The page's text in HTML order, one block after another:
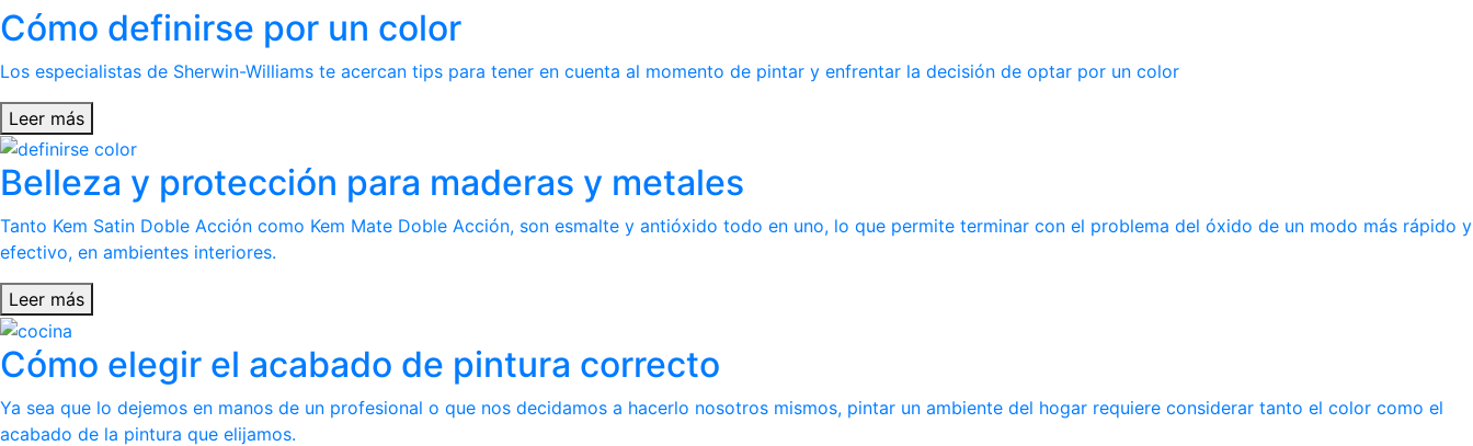
Cómo definirse por un color
Los especialistas de Sherwin-Williams te acercan tips para tener en cuenta al momento de pintar y enfrentar la decisión de optar por un color
Leer más
Belleza y protección para maderas y metales
Tanto Kem Satin Doble Acción como Kem Mate Doble Acción, son esmalte y antióxido todo en uno, lo que permite terminar con el problema del óxido de un modo más rápido y
efectivo, en ambientes interiores.
Leer más
Cómo elegir el acabado de pintura correcto
Ya sea que lo dejemos en manos de un profesional o que nos decidamos a hacerlo nosotros mismos, pintar un ambiente del hogar requiere considerar tanto el color como el
acabado de la pintura que elijamos.